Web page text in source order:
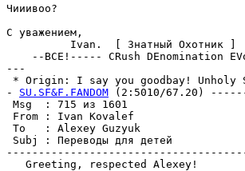
Чииивоо?
С уважением,
Ivan.  [ Знатный Охотник ]
--ВСЕ!----- CRush DEnomination
---
* Origin: I say you goodbay!
- SU.SF&F.FANDOM (2:5010/67.20)
Msg  :
From : Ivan Kovalef
To   : Alexey Guzyuk
Subj :
   Greeting, respected Alexey!